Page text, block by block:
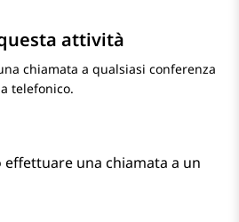
attività
chiamata a qualsiasi conferenza
telefonico.
effettuare una chiamata a un